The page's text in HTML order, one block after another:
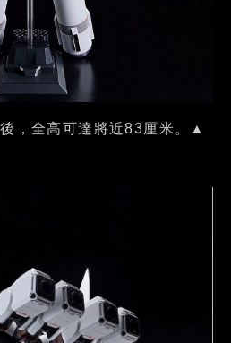
，全高可達將近83厘米。▲